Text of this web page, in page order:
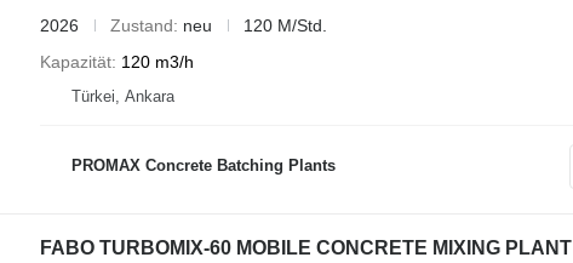
2026
Zustand neu
120 M/Std.
Kapazität 120 m3/h
Türkei, Ankara
PROMAX Concrete Batching Plants
FABO TURBOMIX-60 MOBILE CONCRETE MIXING PLANT